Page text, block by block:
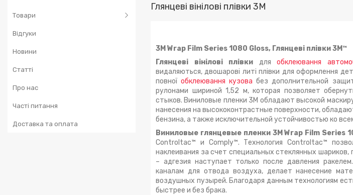
Товари
Відгуки
Новини
Статті
Про нас
Часті питання
Доставка та оплата
Глянцеві вінілові плівки 3M
3M Wrap Film Series 1080 Gloss, Глянцеві плівки 3М™
Глянцеві вінілові плівки для обклеювання
видаляються, двошарові литі плівки для оформлення
повної обклеювання кузова без дополнительной
рулонами шириной 1,52 м, которая позволяет
стыков. Виниловые пленки 3М обладают высокой
нанесения на высококонтрастные поверхности,
бензина, а также исключительной устойчивостью ко
Виниловые глянцевые пленки 3MWrap Film Series
Controltac™ и Comply™. Технология Controltac™
наклеивания за счет специальных стеклянных
– адгезия наступает только после давления
каналам для отвода воздуха, делает нанесение
воздушных пузырей. Благодаря данным технологиям
быстрее и без брака.